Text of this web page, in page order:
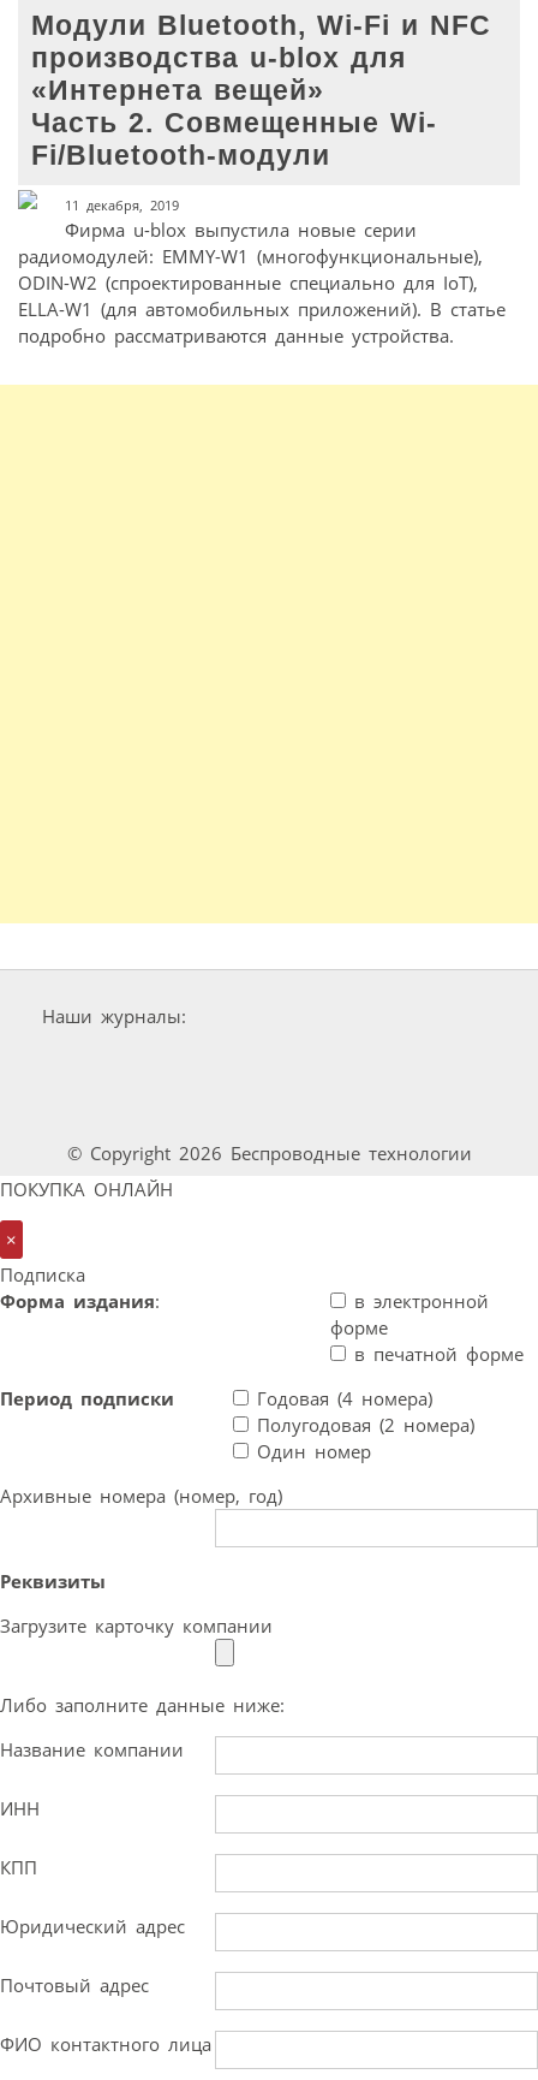
Модули Bluetooth, Wi-Fi и NFC
производства u-blox для
«Интернета вещей»
Часть 2. Совмещенные Wi-
Fi/Bluetooth-модули
11 декабря, 2019
Фирма u-blox выпустила новые серии
радиомодулей: EMMY-W1 (многофункциональные),
ODIN-W2 (спроектированные специально для IoT),
ELLA-W1 (для автомобильных приложений). В статье
подробно рассматриваются данные устройства.
Наши журналы:
© Copyright 2026 Беспроводные технологии
ПОКУПКА ОНЛАЙН
×
Подписка
Форма издания:
в электронной
форме
в печатной форме
Период подписки
Годовая (4 номера)
Полугодовая (2 номера)
Один номер
Архивные номера (номер, год)
Реквизиты
Загрузите карточку компании
Либо заполните данные ниже:
Название компании
ИНН
КПП
Юридический адрес
Почтовый адрес
ФИО контактного лица